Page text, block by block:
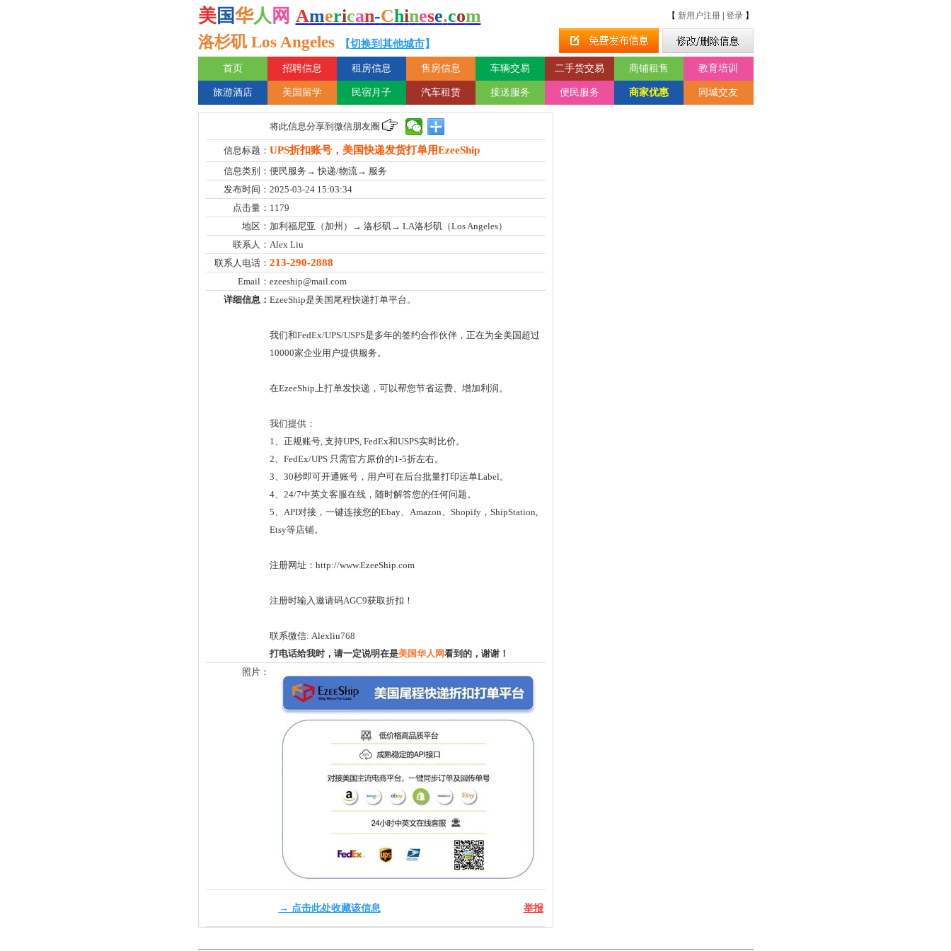
美国华人 网 American-Chinese.com 【 新用户注册| 登录】
洛杉矶 Los Angeles 【切换到其他城市】
首页 招聘信息 租房信息 售房信息 车辆交易 二手货交易 商铺租售 教育培训
旅游酒店 美国留学 民宿月子 汽车租赁 接送服务 便民服务 商家优惠 同城交友
将此信息分享到微信朋友圈
信息标题： UPS折扣账号，美国快递发货打单用EzeeShip
信息类别： 便民服务→ 快递/物流→ 服务
发布时间： 2025-03-24 15:03:34
点击量： 1179
地区： 加利福尼亚（加州）→ 洛杉矶→ LA洛杉矶（Los Angeles）
联系人： Alex Liu
联系人电话： 213-290-2888
Email： ezeeship@mail.com
详细信息： EzeeShip是美国尾程快递打单平台。
我们和FedEx/UPS/USPS是多年的签约合作伙伴，正在为全美国超过
10000家企业用户提供服务。
在EzeeShip上打单发快递，可以帮您节省运费、增加利润。
我们提供：
1、正规账号, 支持UPS, FedEx和USPS实时比价。
2、FedEx/UPS 只需官方原价的1-5折左右。
3、30秒即可开通账号，用户可在后台批量打印运单Label。
4、24/7中英文客服在线，随时解答您的任何问题。
5、API对接，一键连接您的Ebay、Amazon、Shopify，ShipStation,
Etsy等店铺。
注册网址：http://www.EzeeShip.com
注册时输入邀请码AGC9获取折扣！
联系微信: Alexliu768
打电话给我时，请一定说明在是美国华人网看到的，谢谢！
照片：
→ 点击此处收藏该信息 举报